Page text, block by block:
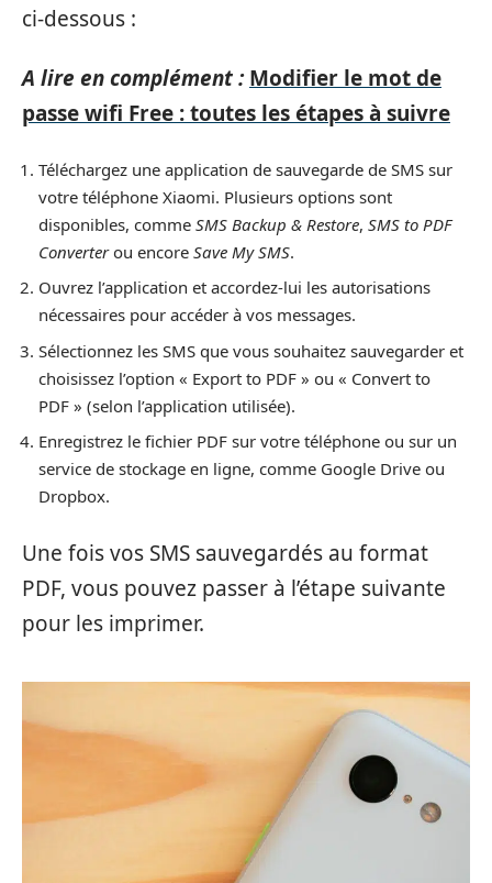
ci-dessous :
A lire en complément : Modifier le mot de
passe wifi Free : toutes les étapes à suivre
Téléchargez une application de sauvegarde de SMS sur
votre téléphone Xiaomi. Plusieurs options sont
disponibles, comme SMS Backup & Restore, SMS to PDF
Converterou encore Save My SMS.
Ouvrez l’application et accordez-lui les autorisations
nécessaires pour accéder à vos messages.
Sélectionnez les SMS que vous souhaitez sauvegarder et
choisissez l’option « Export to PDF » ou « Convert to
PDF » (selon l’application utilisée).
Enregistrez le fichier PDF sur votre téléphone ou sur un
service de stockage en ligne, comme Google Drive ou
Dropbox.
Une fois vos SMS sauvegardés au format
PDF, vous pouvez passer à l’étape suivante
pour les imprimer.